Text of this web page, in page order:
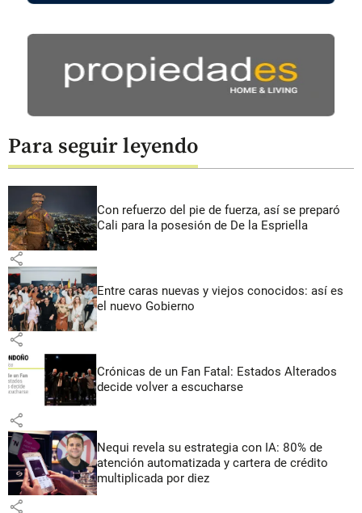
Para seguir leyendo
Con refuerzo del pie de fuerza, así se preparó
Cali para la posesión de De la Espriella
share
Entre caras nuevas y viejos conocidos: así es
el nuevo Gobierno
share
Crónicas de un Fan Fatal: Estados Alterados
decide volver a escucharse
share
Nequi revela su estrategia con IA: 80% de
atención automatizada y cartera de crédito
multiplicada por diez
share